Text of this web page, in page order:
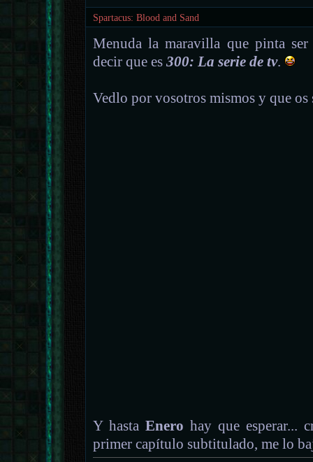
Spartacus: Blood and Sand
Menuda la maravilla que pinta ser
decir que es300: La serie de tv.
Vedlo por vosotros mismos y que os
Y hastaEnero hay que esperar...
primer capítulo subtitulado, me lo